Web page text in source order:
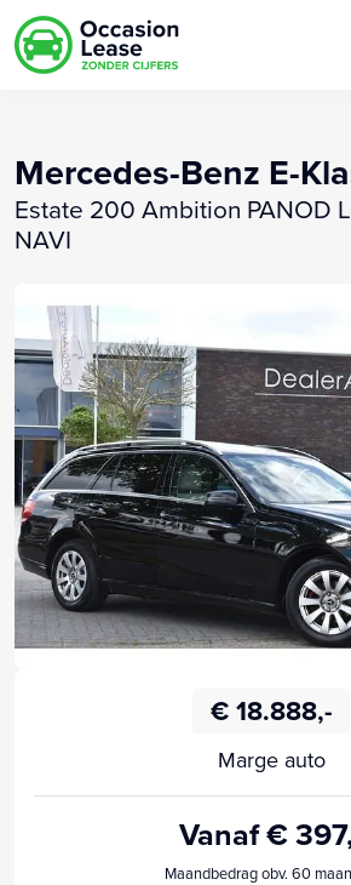
Mercedes-Benz E-
Estate 200 Ambition PANOD
NAVI
€ 18.888,-
Marge auto
Vanaf €
Maandbedrag obv. 60